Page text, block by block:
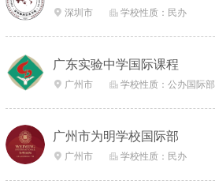
 深圳市  学校性质：民办
广东实验中学国际课程
 广州市  学校性质：公办国际部
广州市为明学校国际部
 广州市  学校性质：民办